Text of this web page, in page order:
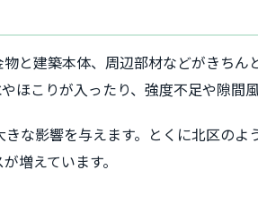
と建築本体、周辺部材などがきち
ほこりが入ったり、強度不足や隙間
な影響を与えます。とくに北区の
増えています。